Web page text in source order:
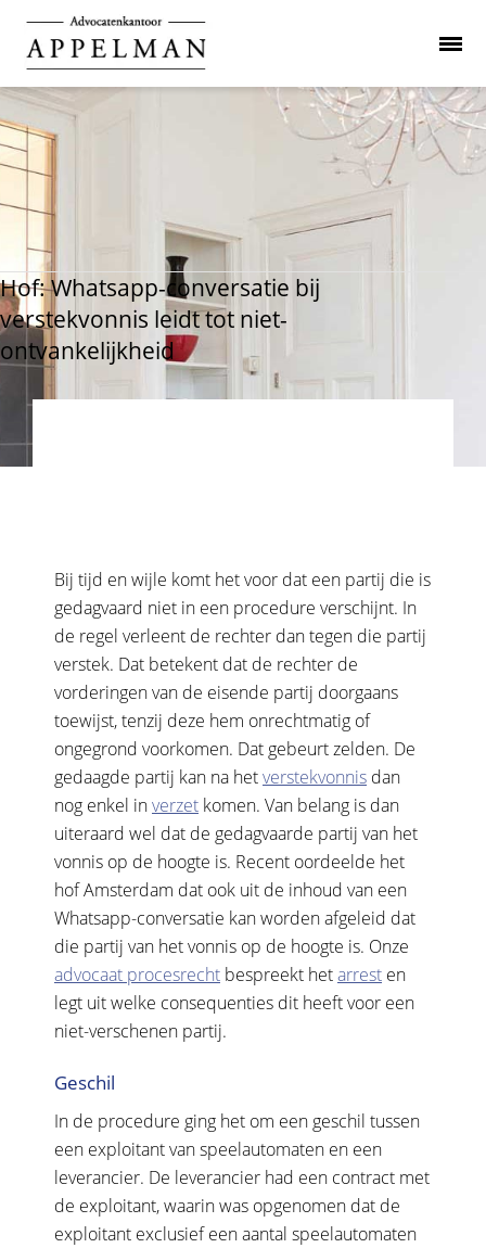
Hof: Whatsapp-conversatie bij
verstekvonnis leidt tot niet-
ontvankelijkheid
Bij tijd en wijle komt het voor dat een partij die is
gedagvaard niet in een procedure verschijnt. In
de regel verleent de rechter dan tegen die partij
verstek. Dat betekent dat de rechter de
vorderingen van de eisende partij doorgaans
toewijst, tenzij deze hem onrechtmatig of
ongegrond voorkomen. Dat gebeurt zelden. De
gedaagde partij kan na hetverstekvonnis dan
nog enkel inverzet komen. Van belang is dan
uiteraard wel dat de gedagvaarde partij van het
vonnis op de hoogte is. Recent oordeelde het
hof Amsterdam dat ook uit de inhoud van een
Whatsapp-conversatie kan worden afgeleid dat
die partij van het vonnis op de hoogte is. Onze
advocaat procesrecht bespreekt hetarrest en
legt uit welke consequenties dit heeft voor een
niet-verschenen partij.
Geschil
In de procedure ging het om een geschil tussen
een exploitant van speelautomaten en een
leverancier. De leverancier had een contract met
de exploitant, waarin was opgenomen dat de
exploitant exclusief een aantal speelautomaten